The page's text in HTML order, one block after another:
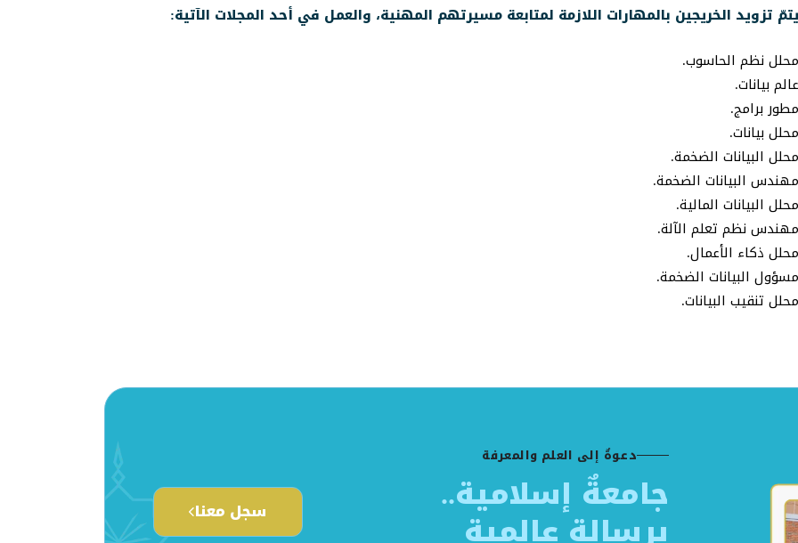
يتمّ تزويد الخريجين بالمهارات اللازمة لمتابعة مسيرتهم المهنية، والعمل في أحد المجلات الآتية:
محلل نظم الحاسوب.
عالم بيانات.
مطور برامج.
محلل بيانات.
محلل البيانات الضخمة.
مهندس البيانات الضخمة.
محلل البيانات المالية.
مهندس نظم تعلم الآلة.
محلل ذكاء الأعمال.
مسؤول البيانات الضخمة.
محلل تنقيب البيانات.
دعوةٌ إلى العلم والمعرفة
جامعةٌ إسلامية..
برسالةٍ عالمية سجل معنا